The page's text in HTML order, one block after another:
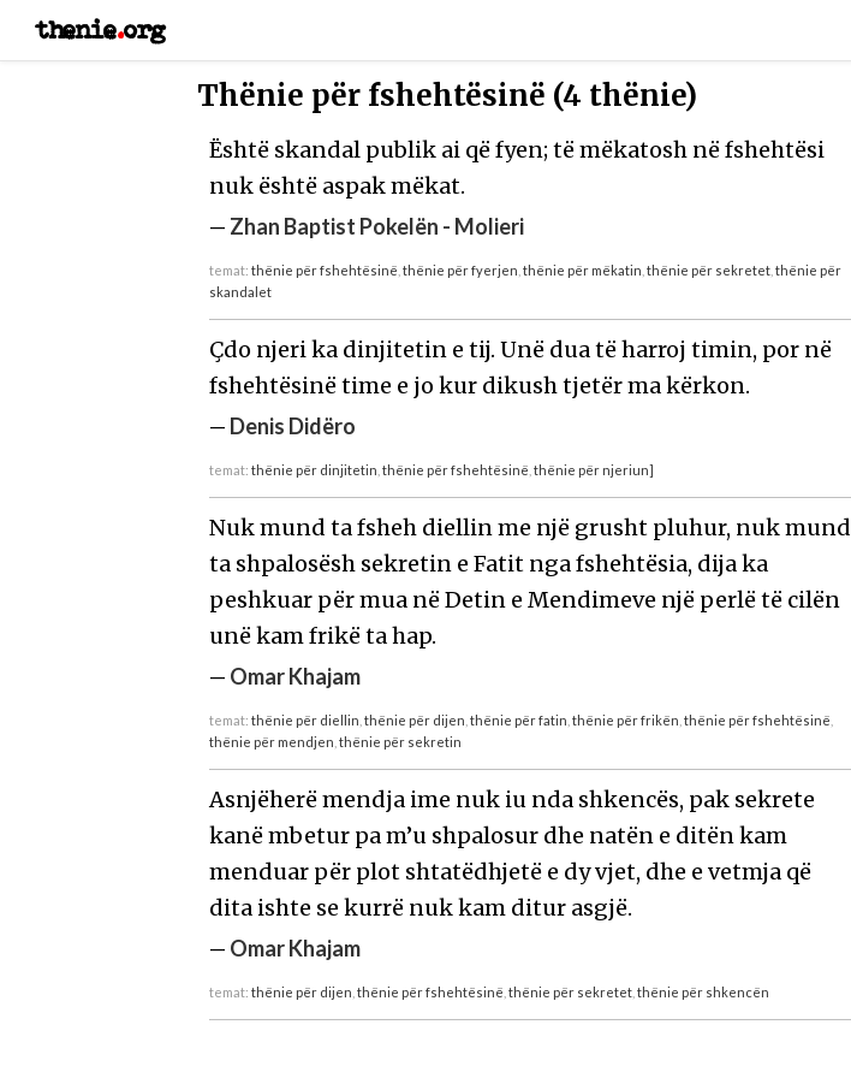
thenie.org
Thënie për fshehtësinë (4 thënie)
Është skandal publik ai që fyen; të mëkatosh në fshehtësi
nuk është aspak mëkat.
— Zhan Baptist Pokelën - Molieri
temat:thënie për fshehtësinë ,thënie për fyerjen ,thënie për mëkatin ,thënie për sekretet ,thënie për
skandalet
Çdo njeri ka dinjitetin e tij. Unë dua të harroj timin, por në
fshehtësinë time e jo kur dikush tjetër ma kërkon.
— Denis Didëro
temat:thënie për dinjitetin ,thënie për fshehtësinë ,thënie për njeriun]
Nuk mund ta fsheh diellin me një grusht pluhur, nuk mund
ta shpalosësh sekretin e Fatit nga fshehtësia, dija ka
peshkuar për mua në Detin e Mendimeve një perlë të cilën
unë kam frikë ta hap.
— Omar Khajam
temat:thënie për diellin ,thënie për dijen ,thënie për fatin ,thënie për frikën ,thënie për fshehtësinë
thënie për mendjen ,thënie për sekretin
Asnjëherë mendja ime nuk iu nda shkencës, pak sekrete
kanë mbetur pa m’u shpalosur dhe natën e ditën kam
menduar për plot shtatëdhjetë e dy vjet, dhe e vetmja që
dita ishte se kurrë nuk kam ditur asgjë.
— Omar Khajam
temat:thënie për dijen ,thënie për fshehtësinë ,thënie për sekretet ,thënie për shkencën